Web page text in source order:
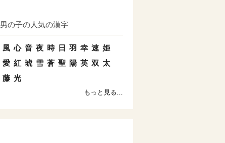
男の子の人気の漢字
風 心 音 夜 時 日 羽 幸 速 姫
愛 紅 琥 雪 蒼 聖 陽 英 双 太
藤 光
もっと見る...